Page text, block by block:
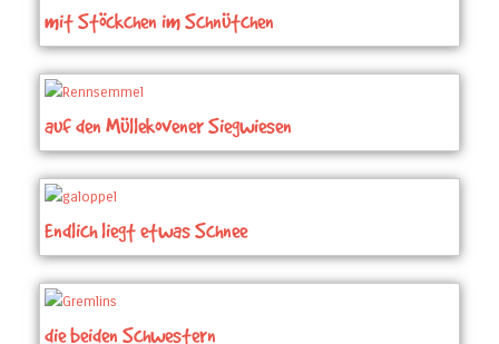
mit Stöckchen im Schnütchen
auf den Müllekovener Siegwiesen
Endlich liegt etwas Schnee
die beiden Schwestern